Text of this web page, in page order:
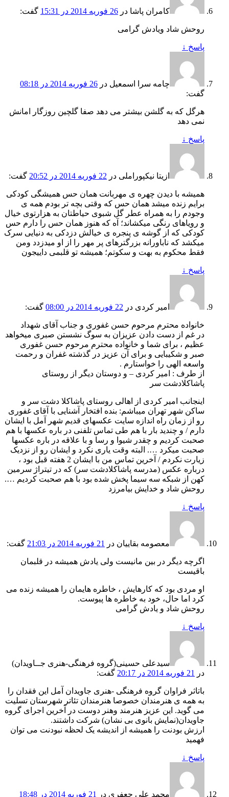
کامران پاشا در 26 فوریه 2014 در 15:31 گفت:
روحش شاد ویادش گرامی
پاسخ ↓
چامه سرا اسمعیل در 26 فوریه 2014 در 08:18
گفت:
هرگل که به گلشن بیشتر می دهد صفا گلچین روزگار امانش
نمی دهد
پاسخ ↓
ازیتا نیکپوراملی در 22 فوریه 2014 در 20:52 گفت:
همیشه با دیدن چهره ی مهربانت همان حس همیشگی کودکی
برایم زنده میشد همان حس که وقتی بچه تر بودم همه ی
وجودم را به همراه عطر گل شبوی حیاطتان به هزارتوی خیال
و رویاهای رنگی میکشاند؛ آه که هنوز همان حس را دارم حس
کودکی که از گوشه ی پنجره ی خیالش دزدکی به دنیایی سرک
میکشد که ناباورانه بزرگترهای پر مهر را از او میدزدد ومن
فقط محکوم به بهت و سکوتم؛ همیشه تو قلبمی داییجون
پاسخ ↓
امیر کردی در 22 فوریه 2014 در 08:00 گفت:
خانواده محترم مرحوم حسن غفوری و جناب آقای شهداد
در غم از دست دادن عزیزان به سوگ نشستن صبری میخواهد
عظیم ، برای شما و خانواده محترم مرحوم حسن غفوری
صبر و شکیبایی و برای آن عزیز در گذشته غفران و رحمت
واسعه الهی را خواستارم .
از طرف : امیر کردی – و دوستان دیگر از روستای
پاشاکلادشت سر
اینجانب امیر کردی از اهالی روستای پاشاکلا دشت سر و
ساکن شهر تهران میباشم: بنده افتخار آشنایی با آقای غفوری
رو از زمان راه اندازه سایت عکسهای قدیم شهر آمل با ایشان
دارم / و چندید بار با هم طی تماس تلفنی در باره عکسها با هم
صحبت کردیم و چقدر شیوا و رسا و با علاقه در باره عکسها
صحبت میکرد …. البته وقت یاری نکرد و ایشان رو از نزدیک
زیارت نکردم / آخرین تماس من با ایشان 2 هفته قبل بود ،
درباره عکس (مدرسه پاشاکلادشت سر) که در تیتراژ سرمین
کهن از شبکه سه سیما پخش شده بود با هم صحبت کردیم ….
روحش شاد و خدایش بیامرزد
پاسخ ↓
معصومه بقاییان در 21 فوریه 2014 در 21:03 گفت:
اگرچه دیگر در بین مانیست ولی یادش همیشه در قلبمان
باقیست
او مردی بود که کارهایش ، خاطره هایمان را همیشه زنده می
کرد اما حال، خود به خاطره ها پیوست.
روحش شاد و یادش گرامی
پاسخ ↓
سیدعلی حسینی(گروه فرهنگی-هنری جــاویدان)
در
21 فوریه 2014 در 20:17 گفت:
باتاثر فراوان گروه فرهنگی -هنری جاویدان آمل این فقدان را
به همه ی هنرمندان خصوصا هنرمندان تئاتر شهرستان تسلیت
می گوید. این عزیز هنرمند وهنر دوست در آخرین اجرای گروه
جاویدان(نمایش بانوی بی نشان) شرکت داشتند.
ارزش بودنت را همیشه از اندیشه یک لحظه نبودنت می توان
فهمید
پاسخ ↓
محمد علی جعفری در 21 فوریه 2014 در 18:48